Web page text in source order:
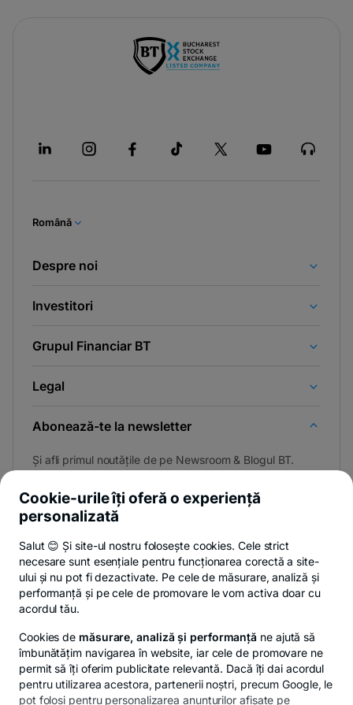
Română
Despre noi
Investitori
Grupul Financiar BT
Legal
Abonează-te la newsletter
Și afli primul noutățile de pe Newsroom & Blogul BT.
Privacy HubPolitica de confidențialitatePolitica de cookies
© Copyright 2026 Banca Transilvania. Toate drepturile
rezervate.
Cookie-urile îți oferă o experiență
personalizată
Salut 😊 Și site-ul nostru folosește cookies. Cele strict
necesare sunt esențiale pentru funcționarea corectă a site-
ului și nu pot fi dezactivate. Pe cele de măsurare, analiză și
performanță și pe cele de promovare le vom activa doar cu
acordul tău.
Cookies de măsurare, analiză și performanță ne ajută să
îmbunătățim navigarea în website, iar cele de promovare ne
permit să îți oferim publicitate relevantă. Dacă îți dai acordul
pentru utilizarea acestora, partenerii noștri, precum Google, le
pot folosi pentru personalizarea anunțurilor afișate pe